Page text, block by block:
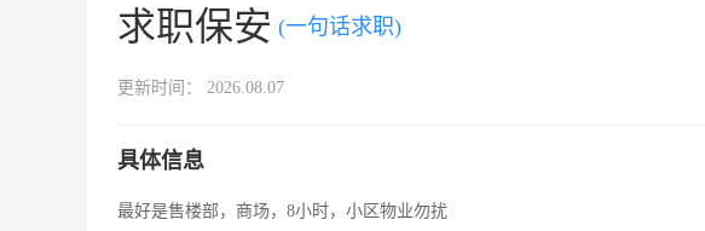
求职保安 (一句话求职)
更新时间： 2026.08.07
具体信息
最好是售楼部，商场，8小时，小区物业勿扰